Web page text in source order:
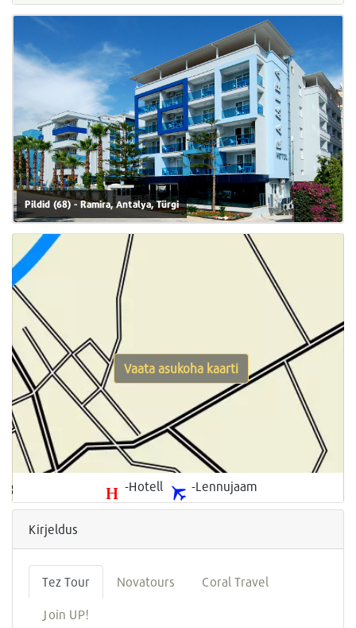
Pildid (68) - Ramira, Antalya, Türgi
-Hotell -Lennujaam
Vaata asukoha kaarti
Kirjeldus
Tez Tour Novatours Coral Travel
Join UP!